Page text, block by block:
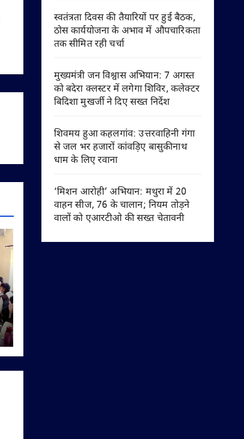
स्वतंत्रता दिवस की तैयारियों पर हुई बैठक,
ठोस कार्ययोजना के अभाव में औपचारिकता
तक सीमित रही चर्चा
मुख्यमंत्री जन विश्वास अभियान: 7 अगस्त
को बदेरा क्लस्टर में लगेगा शिविर, कलेक्टर
बिदिशा मुखर्जी ने दिए सख्त निर्देश
शिवमय हुआ कहलगांव: उत्तरवाहिनी गंगा
से जल भर हजारों कांवड़िए बासुकीनाथ
धाम के लिए रवाना
‘मिशन आरोही’ अभियान: मथुरा में 20
वाहन सीज, 76 के चालान; नियम तोड़ने
वालों को एआरटीओ की सख्त चेतावनी